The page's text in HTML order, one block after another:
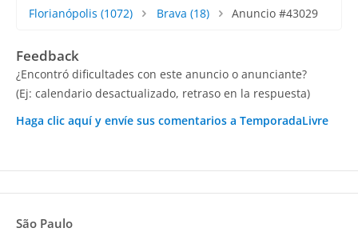
Florianópolis (1072) Brava (18) Anuncio #43029
Feedback
¿Encontró dificultades con este anuncio o anunciante?
(Ej: calendario desactualizado, retraso en la respuesta)
Haga clic aquí y envíe sus comentarios a TemporadaLivre
São Paulo